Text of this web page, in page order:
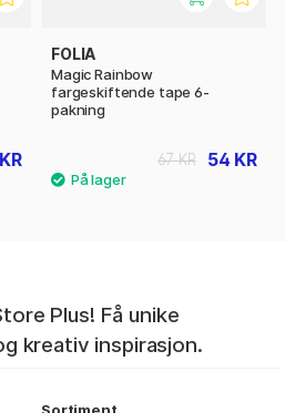
FOLIA
Magic Rainbow
fargeskiftende tape 6-
pakning
54 KR
67 KR
Plus! Få unike
kreativ inspirasjon.